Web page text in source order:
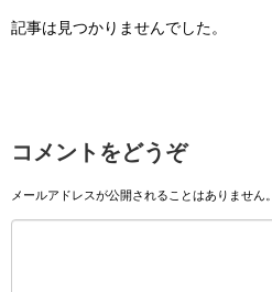
記事は見つかりませんでした。
コメントをどうぞ
メールアドレスが公開されることはありません。